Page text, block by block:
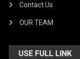
Contact Us
OUR TEAM
USE FULL LINK